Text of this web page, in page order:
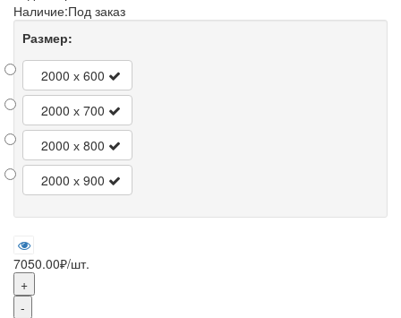
Наличие:Под заказ
Размер:
2000 х 600
2000 х 700
2000 х 800
2000 х 900
7050.00₽/шт.
+
-